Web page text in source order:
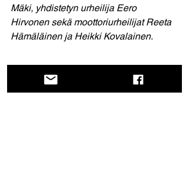
Mäki, yhdistetyn urheilija Eero
Hirvonen sekä moottoriurheilijat Reeta
Hämäläinen ja Heikki Kovalainen.